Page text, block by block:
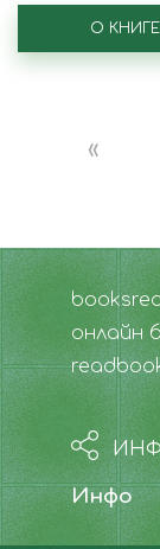
небу
О КНИГЕ
«
онлайн
Инфо